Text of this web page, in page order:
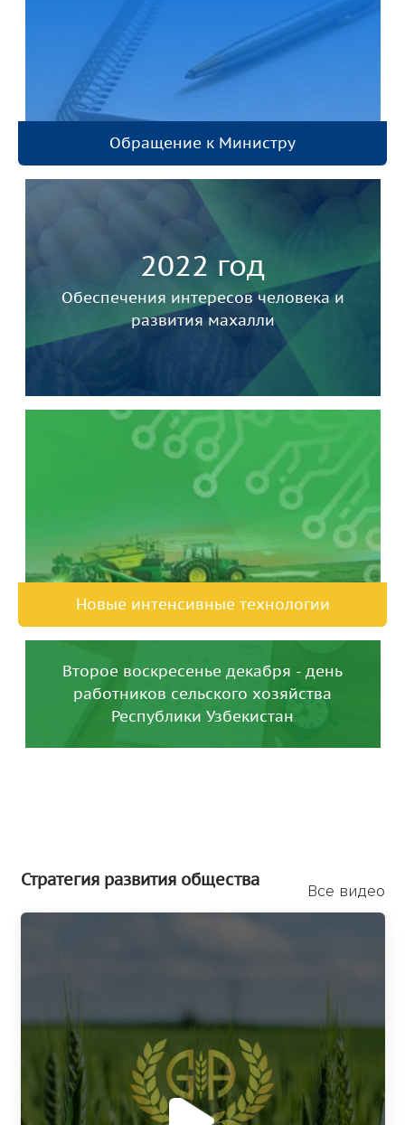
Обращение к Министру
2022 год
Обеспечения интересов человека и
развития махалли
Новые интенсивные технологии
Второе воскресенье декабря - день
работников сельского хозяйства
Республики Узбекистан
Стратегия развития общества
Все видео